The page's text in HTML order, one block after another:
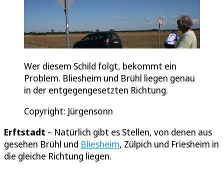
Wer diesem Schild folgt, bekommt ein
Problem. Bliesheim und Brühl liegen genau
in der entgegengesetzten Richtung.
Copyright: Jürgensonn
Erftstadt – Natürlich gibt es Stellen, von denen aus
gesehen Brühl und Bliesheim, Zülpich und Friesheim in
die gleiche Richtung liegen.